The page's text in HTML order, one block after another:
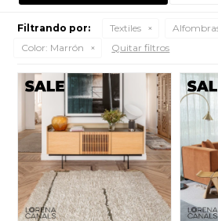
Filtrando por: Textiles
Color: Marrón Quitar filtros